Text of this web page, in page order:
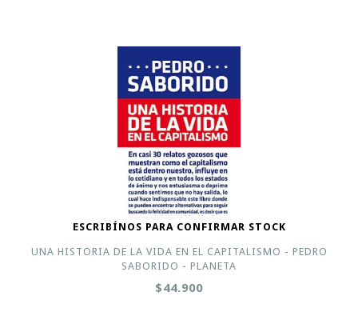
ESCRIBÍNOS PARA CONFIRMAR STOCK
UNA HISTORIA DE LA VIDA EN EL CAPITALISMO - PEDRO
SABORIDO - PLANETA
$44.900